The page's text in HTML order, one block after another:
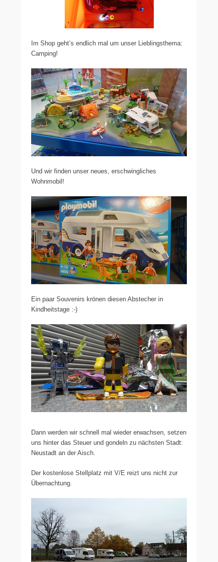
Im Shop geht’s endlich mal um unser Lieblingsthema:
Camping!
Und wir finden unser neues, erschwingliches
Wohnmobil!
Ein paar Souvenirs krönen diesen Abstecher in
Kindheitstage :-)
Dann werden wir schnell mal wieder erwachsen, setzen
uns hinter das Steuer und gondeln zu nächsten Stadt:
Neustadt an der Aisch.
Der kostenlose Stellplatz mit V/E reizt uns nicht zur
Übernachtung.